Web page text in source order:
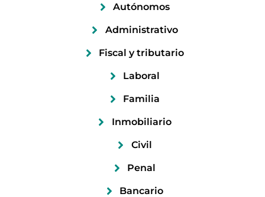
Autónomos
Administrativo
Fiscal y tributario
Laboral
Familia
Inmobiliario
Civil
Penal
Bancario